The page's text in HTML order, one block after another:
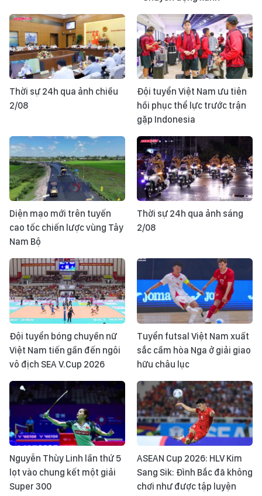
Thời sự 24h qua ảnh chiều
2/08
Đội tuyển Việt Nam ưu tiên
hồi phục thể lực trước trận
gặp Indonesia
Diện mạo mới trên tuyến
cao tốc chiến lược vùng Tây
Nam Bộ
Thời sự 24h qua ảnh sáng
2/08
Đội tuyển bóng chuyền nữ
Việt Nam tiến gần đến ngôi
vô địch SEA V.Cup 2026
Tuyển futsal Việt Nam xuất
sắc cầm hòa Nga ở giải giao
hữu châu lục
Nguyễn Thùy Linh lần thứ 5
lọt vào chung kết một giải
Super 300
ASEAN Cup 2026: HLV Kim
Sang Sik: Đình Bắc đã không
chơi như được tập luyện